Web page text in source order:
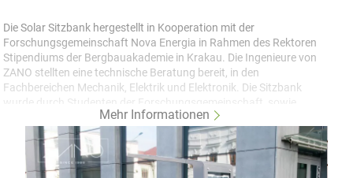
Die Solar Sitzbank hergestellt in Kooperation mit der
Forschungsgemeinschaft Nova Energia in Rahmen des Rektoren
Stipendiums der Bergbauakademie in Krakau. Die Ingenieure von
ZANO stellten eine technische Beratung bereit, in den
Fachbereichen Mechanik, Elektrik und Elektronik. Die Sitzbank
wurde durch Studenten der Forschungsgemeinschaft, sowie
durch Produktionsmitarbeiter von ZANO hergestellt.
Mehr Informationen